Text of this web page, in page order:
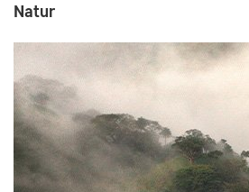
Natur